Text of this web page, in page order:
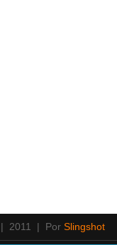
| 2011 | Por Slingshot